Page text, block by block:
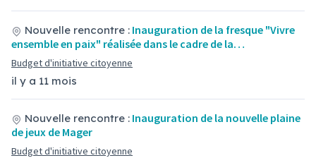
il y a 11 mois
Nouvelle rencontre : Inauguration de la fresque "Vivre
ensemble en paix" réalisée dans le cadre de la…
Budget d'initiative citoyenne
Nouvelle rencontre : Inauguration de la nouvelle plaine
de jeux de Mager
Budget d'initiative citoyenne